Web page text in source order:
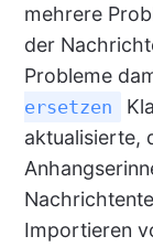
mehrere
der
Probleme
ersetzen
aktualisierte,
Importieren